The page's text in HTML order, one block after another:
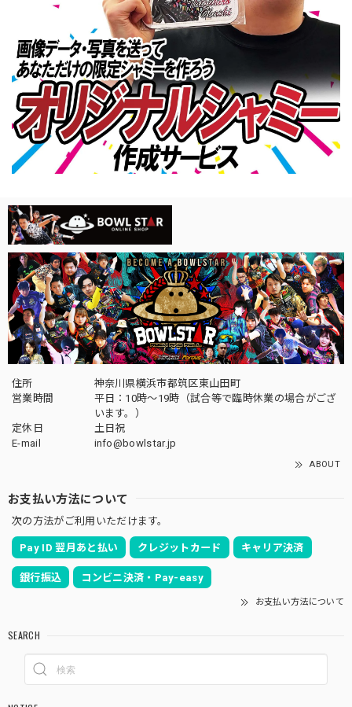
住所
神奈川県横浜市都筑区東山田町
営業時間
平日：10時～19時（試合等で臨時休業の場合がござ
います。）
定休日
土日祝
E-mail
info@bowlstar.jp
ABOUT
お支払い方法について
次の方法がご利用いただけます。
Pay ID 翌月あと払い クレジットカード キャリア決済
銀行振込 コンビニ決済・Pay-easy
お支払い方法について
SEARCH